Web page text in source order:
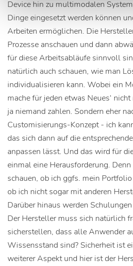
Device hin zu multimodalen
Dinge eingesetzt werden können
Arbeiten ermöglichen. Die
Prozesse anschauen und dann
für diese Arbeitsabläufe sinnvoll
natürlich auch schauen, wie man
individualisieren kann. Wobei ein
mache für jeden etwas Neues‘
ja niemand zahlen. Sondern eher
Customisierungs-Konzept - ich
das sich dann auf die
anpassen lässt. Und das wird für
einmal eine Herausforderung.
schauen, ob ich ggfs. mein
ob ich nicht sogar mit anderen
Darüber hinaus werden
Der Hersteller muss sich natürlich
sicherstellen, dass alle Anwender
Wissensstand sind? Sicherheit ist
weiterer Aspekt und hier ist der